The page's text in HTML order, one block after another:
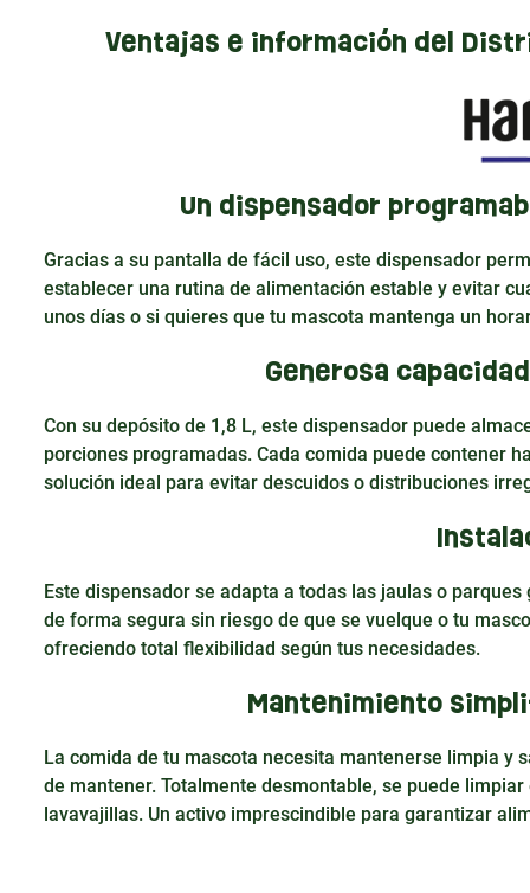
Ventajas e información del
Un dispensador
Gracias a su pantalla de fácil uso, este dispensador
establecer una rutina de alimentación estable y evitar
unos días o si quieres que tu mascota mantenga un
Generosa
Con su depósito de 1,8 L, este dispensador puede
porciones programadas. Cada comida puede contener
solución ideal para evitar descuidos o distribuciones
Este dispensador se adapta a todas las jaulas o
de forma segura sin riesgo de que se vuelque o tu
ofreciendo total flexibilidad según tus necesidades.
Mantenimiento
La comida de tu mascota necesita mantenerse limpia y
de mantener. Totalmente desmontable, se puede
lavavajillas. Un activo imprescindible para garantizar